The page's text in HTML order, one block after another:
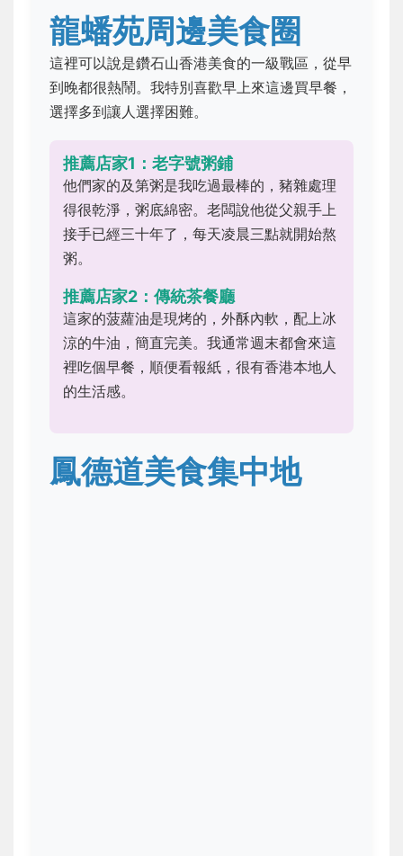
龍蟠苑周邊美食圈
這裡可以說是鑽石山香港美食的一級戰區，從早
到晚都很熱鬧。我特別喜歡早上來這邊買早餐，
選擇多到讓人選擇困難。
推薦店家1：老字號粥鋪
他們家的及第粥是我吃過最棒的，豬雜處理
得很乾淨，粥底綿密。老闆說他從父親手上
接手已經三十年了，每天凌晨三點就開始熬
粥。
推薦店家2：傳統茶餐廳
這家的菠蘿油是現烤的，外酥內軟，配上冰
涼的牛油，簡直完美。我通常週末都會來這
裡吃個早餐，順便看報紙，很有香港本地人
的生活感。
鳳德道美食集中地